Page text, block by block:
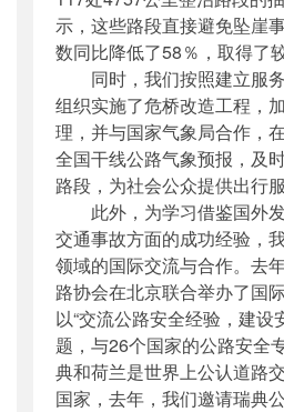
示，这些路段直接避免坠崖
数同比降低了58％，取得了
同时，我们按照建立服
组织实施了危桥改造工程，
理，并与国家气象局合作，
全国干线公路气象预报，及
路段，为社会公众提供出行服
此外，为学习借鉴国外发
交通事故方面的成功经验，
领域的国际交流与合作。去
路协会在北京联合举办了国
以“交流公路安全经验，建设
题，与26个国家的公路安全
典和荷兰是世界上公认道路
国家，去年，我们邀请瑞典